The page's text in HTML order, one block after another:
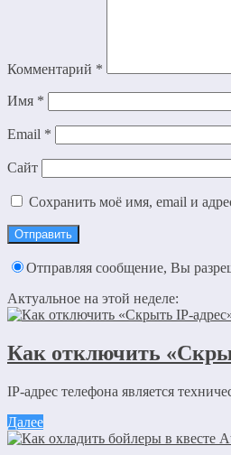
Комментарий *
Имя *
Email *
Сайт
Сохранить моё имя, email и
Отправляя сообщение, Вы
Актуальное на этой неделе:
Как отключить
IP-адрес телефона является
Далее